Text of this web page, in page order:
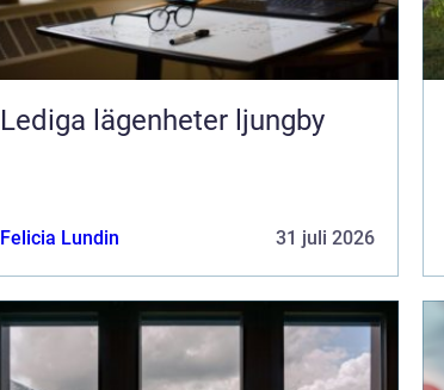
Lediga lägenheter ljungby
Felicia Lundin 31 juli 2026